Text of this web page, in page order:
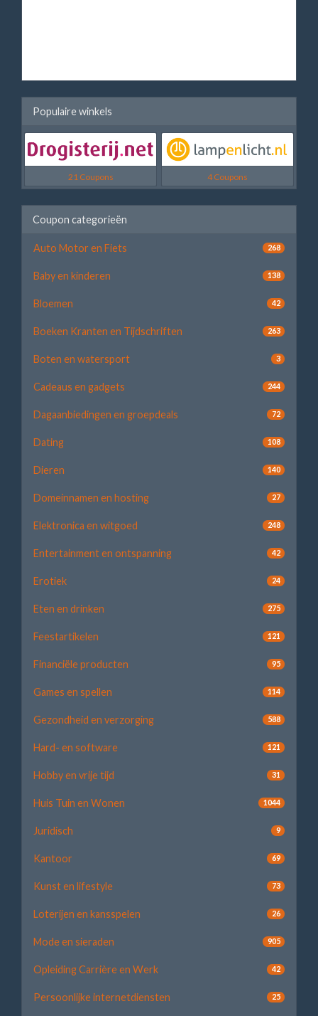
Populaire winkels
21 Coupons 4 Coupons
Coupon categorieën
Auto Motor en Fiets 268
Baby en kinderen 138
Bloemen 42
Boeken Kranten en Tijdschriften 263
Boten en watersport 3
Cadeaus en gadgets 244
Dagaanbiedingen en groepdeals 72
Dating 108
Dieren 140
Domeinnamen en hosting 27
Elektronica en witgoed 248
Entertainment en ontspanning 42
Erotiek 24
Eten en drinken 275
Feestartikelen 121
Financiële producten 95
Games en spellen 114
Gezondheid en verzorging 588
Hard- en software 121
Hobby en vrije tijd 31
Huis Tuin en Wonen 1044
Juridisch 9
Kantoor 69
Kunst en lifestyle 73
Loterijen en kansspelen 26
Mode en sieraden 905
Opleiding Carrière en Werk 42
Persoonlijke internetdiensten 25